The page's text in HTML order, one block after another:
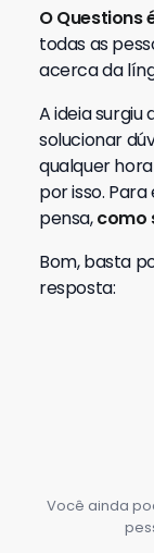
O Questions
todas as
acerca da
A ideia surgiu
solucionar
qualquer
por isso.
pensa,como
Bom, basta
resposta:
mais falado